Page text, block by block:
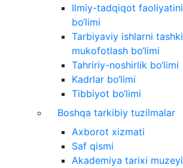
Ilmiy-tadqiqot
bo‘limi
Tarbiyaviy ishlarni
mukofotlash bo‘limi
Tahririy-noshirlik bo‘limi
Kadrlar bo‘limi
Tibbiyot bo‘limi
Boshqa tarkibiy tuzilmalar
Axborot xizmati
Saf qismi
Akademiya tarixi muzeyi